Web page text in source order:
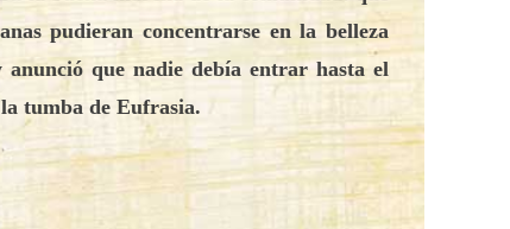
pudieran concentrarse en la belleza
que nadie debía entrar hasta el
tumba de Eufrasia.